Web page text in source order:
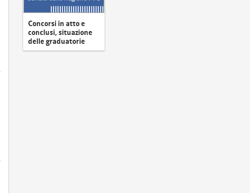
Concorsi in atto e
conclusi, situazione
delle graduatorie